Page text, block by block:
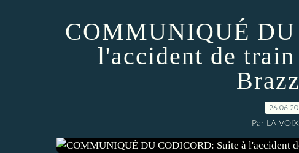
COMMUNIQUÉ
l'accident de
Par LA